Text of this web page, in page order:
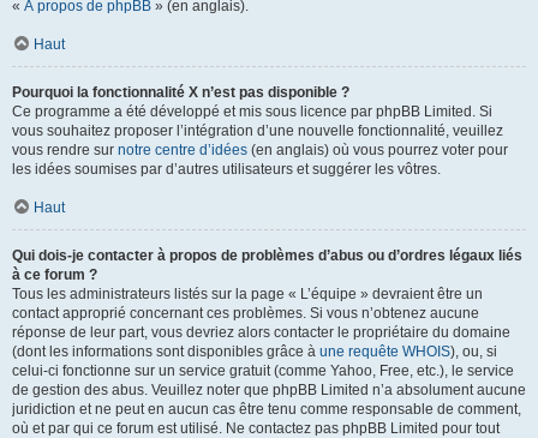
« À propos de phpBB » (en anglais).
Haut
Pourquoi la fonctionnalité X n’est pas disponible ?
Ce programme a été développé et mis sous licence par phpBB Limited. Si
vous souhaitez proposer l’intégration d’une nouvelle fonctionnalité, veuillez
vous rendre sur notre centre d’idées (en anglais) où vous pourrez voter pour
les idées soumises par d’autres utilisateurs et suggérer les vôtres.
Haut
Qui dois-je contacter à propos de problèmes d’abus ou d’ordres légaux liés
à ce forum ?
Tous les administrateurs listés sur la page « L’équipe » devraient être un
contact approprié concernant ces problèmes. Si vous n’obtenez aucune
réponse de leur part, vous devriez alors contacter le propriétaire du domaine
(dont les informations sont disponibles grâce à une requête WHOIS), ou, si
celui-ci fonctionne sur un service gratuit (comme Yahoo, Free, etc.), le service
de gestion des abus. Veuillez noter que phpBB Limited n’a absolument aucune
juridiction et ne peut en aucun cas être tenu comme responsable de comment,
où et par qui ce forum est utilisé. Ne contactez pas phpBB Limited pour tout